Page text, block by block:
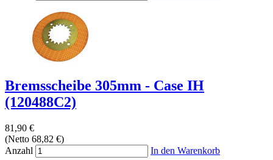
Bremsscheibe 305mm - Case IH
(120488C2)
81,90 €
(Netto 68,82 €)
Anzahl
In den Warenkorb